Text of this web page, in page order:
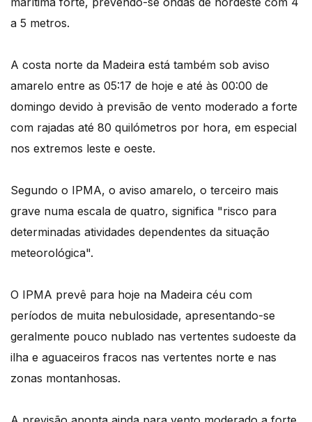
a 5 metros.
A costa norte da Madeira está também sob aviso
amarelo entre as 05:17 de hoje e até às 00:00 de
domingo devido à previsão de vento moderado a forte
com rajadas até 80 quilómetros por hora, em especial
nos extremos leste e oeste.
Segundo o IPMA, o aviso amarelo, o terceiro mais
grave numa escala de quatro, significa "risco para
determinadas atividades dependentes da situação
meteorológica".
O IPMA prevê para hoje na Madeira céu com
períodos de muita nebulosidade, apresentando-se
geralmente pouco nublado nas vertentes sudoeste da
ilha e aguaceiros fracos nas vertentes norte e nas
zonas montanhosas.